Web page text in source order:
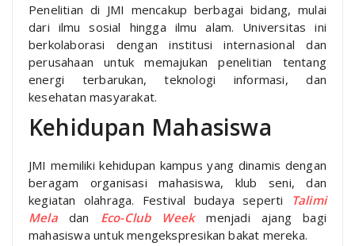
Penelitian di JMI mencakup berbagai bidang, mulai
dari ilmu sosial hingga ilmu alam. Universitas ini
berkolaborasi dengan institusi internasional dan
perusahaan untuk memajukan penelitian tentang
energi terbarukan, teknologi informasi, dan
kesehatan masyarakat.
Kehidupan Mahasiswa
JMI memiliki kehidupan kampus yang dinamis dengan
beragam organisasi mahasiswa, klub seni, dan
kegiatan olahraga. Festival budaya seperti
Talimi
Meladan Eco-Club Weekmenjadi ajang bagi
mahasiswa untuk mengekspresikan bakat mereka.